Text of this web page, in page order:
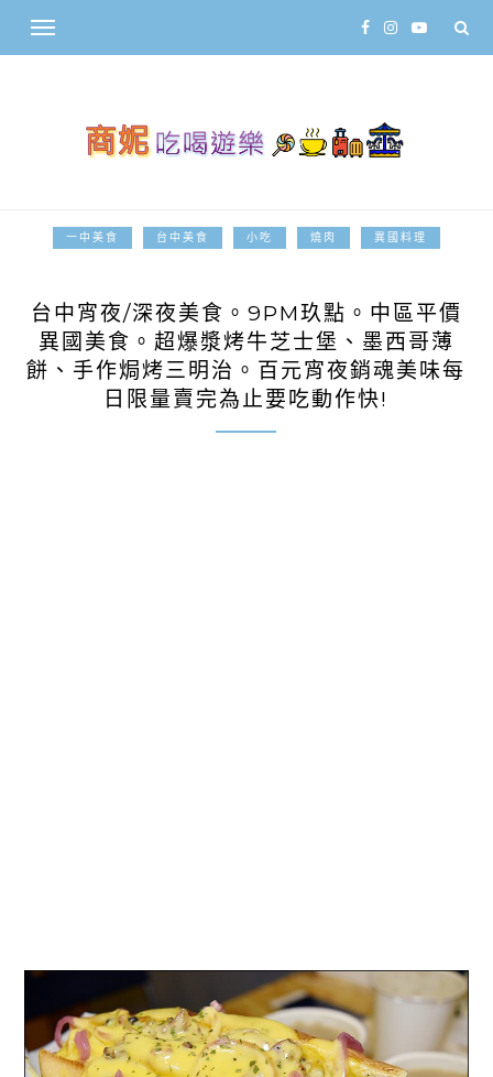
一中美食 台中美食 小吃 燒肉 異國料理
台中宵夜/深夜美食。9PM玖點。中區平價
異國美食。超爆漿烤牛芝士堡、墨西哥薄
餅、手作焗烤三明治。百元宵夜銷魂美味每
日限量賣完為止要吃動作快!